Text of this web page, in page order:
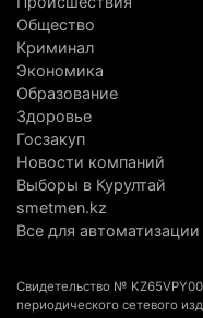
Выборы в Курултай:
в число регионов с
количеством
4 августа 2026 г. 09:09
«От экспорта сырья
производствам»:
Актобе план
Солдат-срочник
Общество
Криминал
Экономика
Образование
Здоровье
Госзакуп
Новости компаний
Выборы в Курултай
smetmen.kz
Все для
Свидетельство №
периодического сетевого